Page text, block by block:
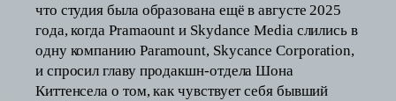
что студия была образована ещё в августе 2025
года, когда Pramaount и Skydance Media слились в
одну компанию Paramount, Skycance Corporation,
и спросил главу продакшн-отдела Шона
Киттенсела о том, как чувствует себя бывший